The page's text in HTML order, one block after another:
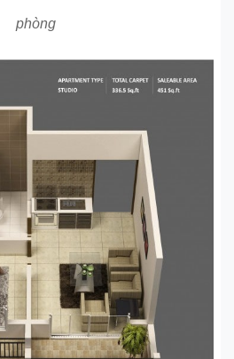
phòng